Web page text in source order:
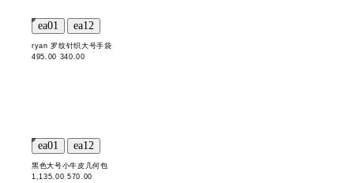
ryan 罗纹针织大号手袋
495.00 340.00
黑色大号小牛皮几何包
1,135.00570.00